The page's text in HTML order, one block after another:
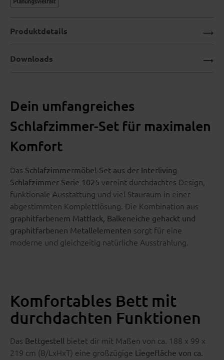
Dein umfangreiches
Schlafzimmer-Set für maximalen
Komfort
Das Schlafzimmermöbel-Set aus der Interliving
Schlafzimmer Serie 1025 vereint durchdachtes Design,
funktionale Ausstattung und viel Stauraum in einer
abgestimmten Komplettlösung. Die Kombination aus
graphitfarbenem Mattlack, Balkeneiche gehackt und
graphitfarbenen Metallelementen sorgt für eine
moderne und gleichzeitig natürliche Ausstrahlung.
Komfortables Bett mit
durchdachten Funktionen
Das Bettgestell bietet dir mit Maßen von ca. 188 x 99 x
219 cm (B/LxHxT) eine großzügige Liegefläche von ca.
Produktdetails
Downloads